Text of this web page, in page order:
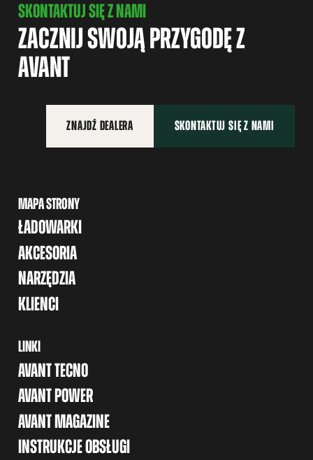
SKONTAKTUJ SIĘ Z NAMI
ZACZNIJ SWOJĄ PRZYGODĘ Z
AVANT
ZNAJDŹ DEALERA SKONTAKTUJ SIĘ Z NAMI
MAPA STRONY
ŁADOWARKI
AKCESORIA
NARZĘDZIA
KLIENCI
LINKI
AVANT TECNO
AVANT POWER
AVANT MAGAZINE
INSTRUKCJE OBSŁUGI